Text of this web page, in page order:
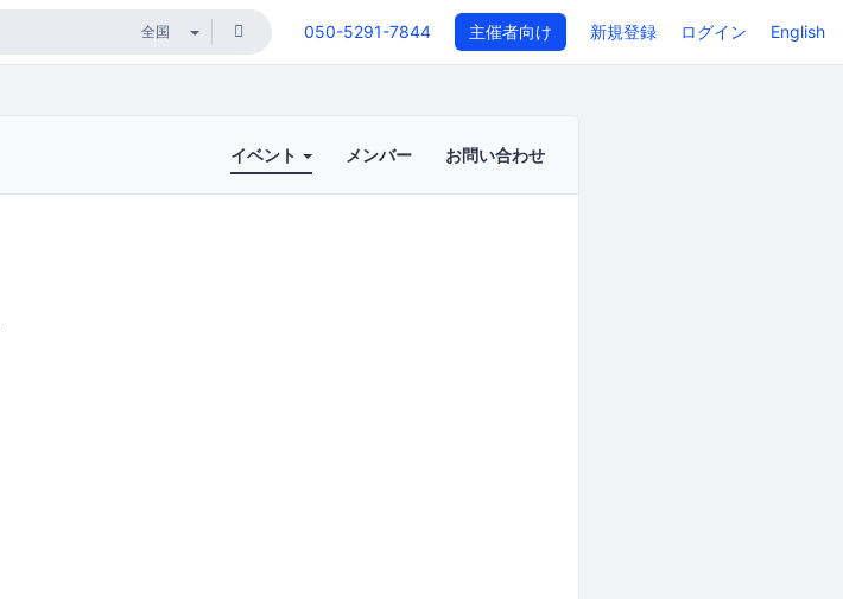
050-5291-7844 主催者向け 新規登録 ログイン English
イベント メンバー お問い合わせ